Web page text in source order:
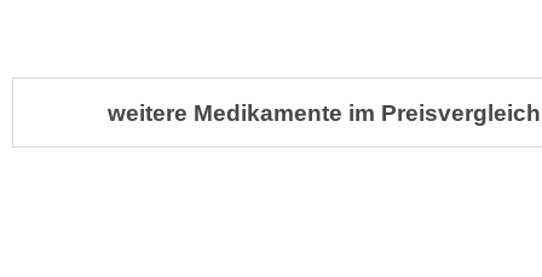
weitere Medikamente im